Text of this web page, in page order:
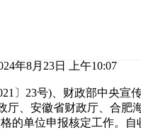
年8月23日 上午10:07
23号)、财政部中央宣
、安徽省财政厅、合
的单位申报核定工作。